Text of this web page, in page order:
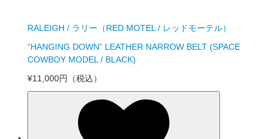
RALEIGH / ラリー（RED MOTEL / レッドモーテル）
“HANGING DOWN” LEATHER NARROW BELT (SPACE
COWBOY MODEL / BLACK)
¥11,000円
（税込）